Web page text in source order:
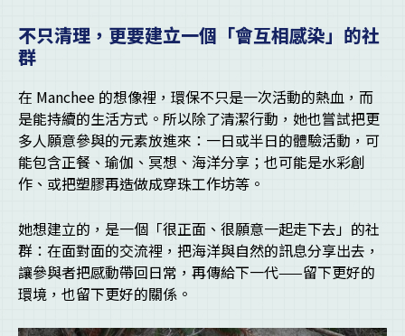
不只清理，更要建立一個「會互相感染」的社
群
在 Manchee 的想像裡，環保不只是一次活動的熱血，而
是能持續的生活方式。所以除了清潔行動，她也嘗試把更
多人願意參與的元素放進來：一日或半日的體驗活動，可
能包含正餐、瑜伽、冥想、海洋分享；也可能是水彩創
作、或把塑膠再造做成穿珠工作坊等。
她想建立的，是一個「很正面、很願意一起走下去」的社
群：在面對面的交流裡，把海洋與自然的訊息分享出去，
讓參與者把感動帶回日常，再傳給下一代——留下更好的
環境，也留下更好的關係。